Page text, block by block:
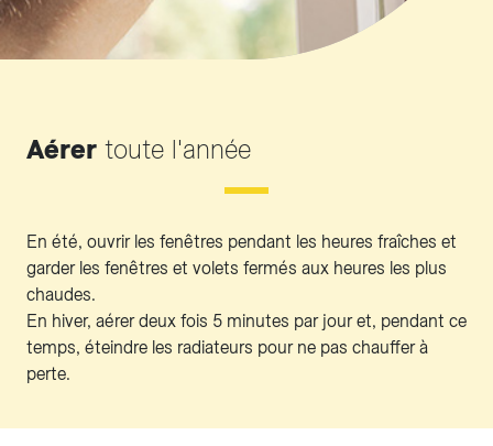
Aérer toute l'année
En été, ouvrir les fenêtres pendant les heures fraîches et
garder les fenêtres et volets fermés aux heures les plus
chaudes.
En hiver, aérer deux fois 5 minutes par jour et, pendant ce
temps, éteindre les radiateurs pour ne pas chauffer à
perte.